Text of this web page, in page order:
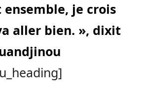
ensemble, je crois
aller bien. », dixit